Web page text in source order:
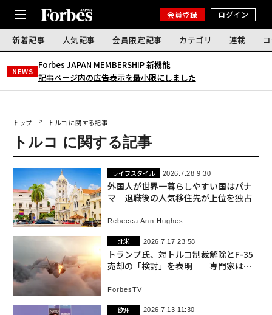
会員登録 ログイン
新着記事 人気記事 会員限定記事 カテゴリ 連載
NEWS
Forbes JAPAN MEMBERSHIP 新機能｜
記事ページ内の広告表示を最小限にしました
トップ トルコ に関する記事
トルコ に関する記事
ライフスタイル 2026.7.28 9:30
外国人が世界一暮らしやすい国はパナ
マ 退職後の人気移住先が上位を独占
Rebecca Ann Hughes
北米 2026.7.17 23:58
トランプ氏、対トルコ制裁解除とF-35
売却の「検討」を表明──専門家は
ForbesTV
欧州 2026.7.13 11:30